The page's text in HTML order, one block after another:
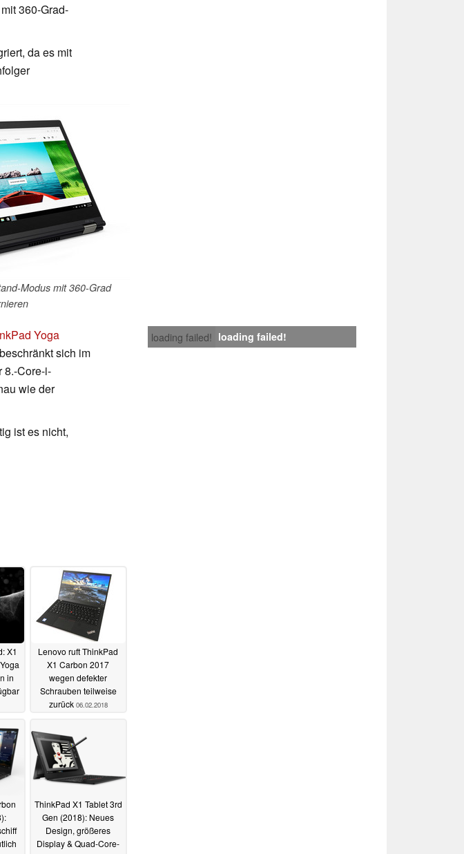
360-Grad-
da es mit
Modus mit 360-Grad
loading failed! loading failed!
Yoga
sich im
8.-Core-i-
wie der
ist es nicht,
X1
in
Lenovo ruft ThinkPad
X1 Carbon 2017
wegen defekter
Schrauben teilweise
zurück 06.02.2018
ThinkPad X1 Tablet 3rd
Gen (2018): Neues
Design, größeres
Display & Quad-Core-